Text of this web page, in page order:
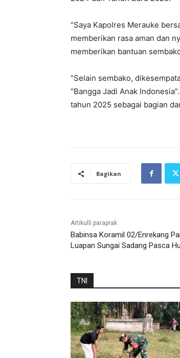
“Saya Kapolres Merauke
memberikan rasa aman dan
memberikan bantuan
“Selain sembako,
“Bangga Jadi Anak
tahun 2025 sebagai bagian
Bagikan
Artikulli paraprak
Babinsa Koramil 02/Enrekang
Luapan Sungai Sadang Pasca
TNI